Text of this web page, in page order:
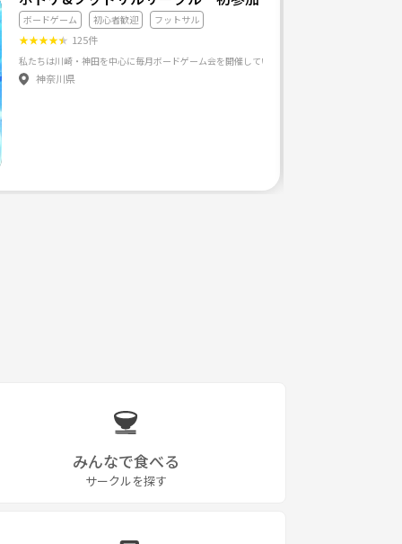
ボードゲーム 初心者歓迎 フットサル
★★★★★ 125件
神奈川県
みんなで食べる
サークルを探す